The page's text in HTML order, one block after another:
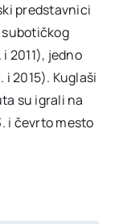
predstavnici
subotičkog
2011), jedno
2015). Kuglaši
su igrali na
i čevrto mesto